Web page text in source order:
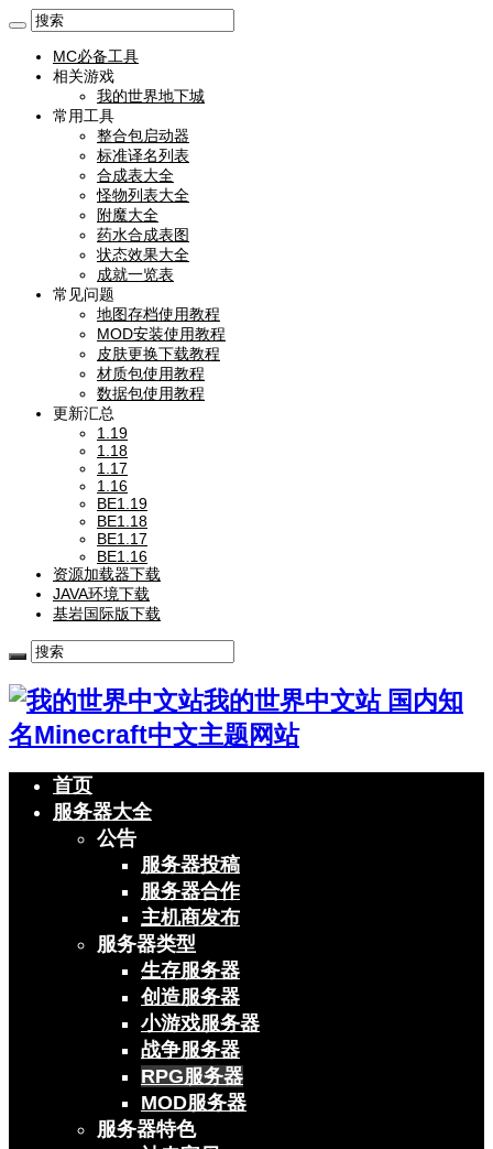
MC必备工具
相关游戏
我的世界地下城
常用工具
整合包启动器
标准译名列表
合成表大全
怪物列表大全
附魔大全
药水合成表图
状态效果大全
成就一览表
常见问题
地图存档使用教程
MOD安装使用教程
皮肤更换下载教程
材质包使用教程
数据包使用教程
更新汇总
1.19
1.18
1.17
1.16
BE1.19
BE1.18
BE1.17
BE1.16
资源加载器下载
JAVA环境下载
基岩国际版下载
我的世界中文站 国内知
名Minecraft中文主题网站
首页
服务器大全
公告
服务器投稿
服务器合作
主机商发布
服务器类型
生存服务器
创造服务器
小游戏服务器
战争服务器
RPG服务器
MOD服务器
服务器特色